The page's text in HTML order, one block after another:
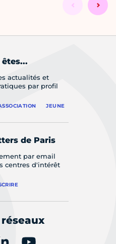
actualités et
par profil
JEUNE
de Paris
par email
centres d'intérêt